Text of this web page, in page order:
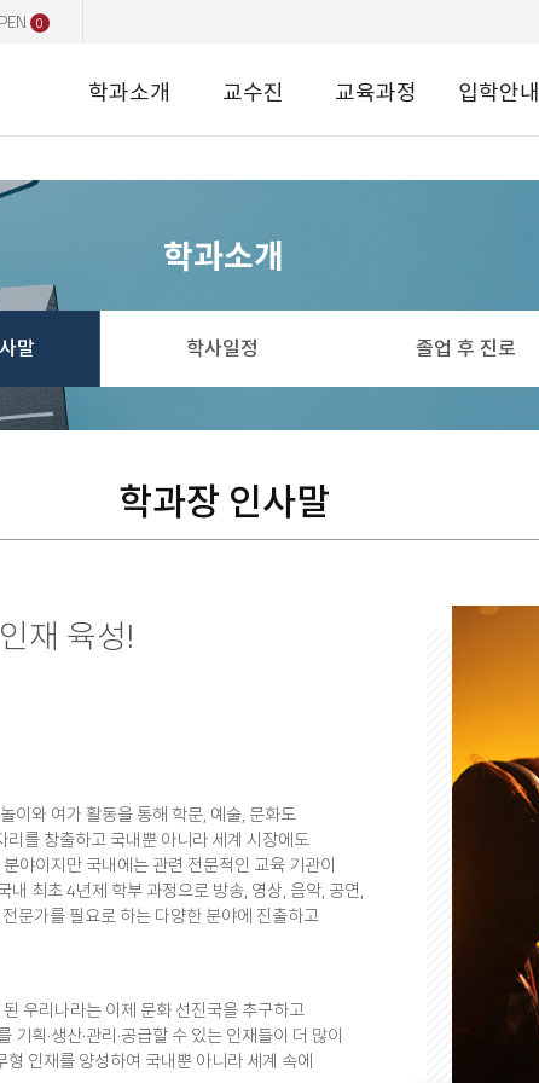
0
학과소개 교수진 교육과정 입학안내
학과소개
말 학사일정 졸업 후 진로
학과장 인사말
재 육성!
이와 여가 활동을 통해 학문, 예술, 문화도
를 창출하고 국내뿐 아니라 세계 시장에도
야이지만 국내에는 관련 전문적인 교육 기관이
최초 4년제 학부 과정으로 방송, 영상, 음악, 공연,
문가를 필요로 하는 다양한 분야에 진출하고
우리나라는 이제 문화 선진국을 추구하고
획·생산·관리·공급할 수 있는 인재들이 더 많이
인재를 양성하여 국내뿐 아니라 세계 속에